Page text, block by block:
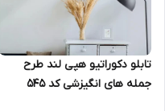
تابلو دکوراتیو هپی لند طرح
جمله های انگیزشی کد 545